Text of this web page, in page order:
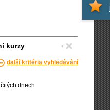
další kritéria vyhledávání
dnech